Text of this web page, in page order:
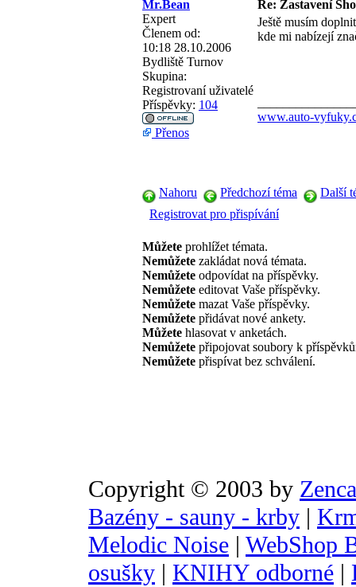
Mr.Bean
Re: Zastavení
Expert
Členem od:
10:18 28.10.2006
Bydliště Turnov
Skupina:
Registrovaní uživatelé
Příspěvky: 104
Ještě musím
kde mi nabízejí
www.auto-
Přenos
Nahoru Předchozí téma
Další
Registrovat pro přispívání
Můžete prohlížet témata.
Nemůžete zakládat nová témata.
Nemůžete odpovídat na příspěvky.
Nemůžete editovat Vaše příspěvky.
Nemůžete mazat Vaše příspěvky.
Nemůžete přidávat nové ankety.
Můžete hlasovat v anketách.
Nemůžete připojovat soubory k
Nemůžete přispívat bez schválení.
Copyright © 2003 by
Bazény - sauny - krby |
Melodic Noise | WebShop
osušky | KNIHY odborné |